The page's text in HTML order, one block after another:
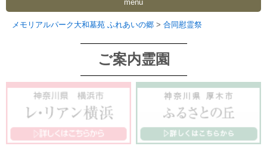
menu
メモリアルパーク大和墓苑 ふれあいの郷 > 合同慰霊祭
ご案内霊園